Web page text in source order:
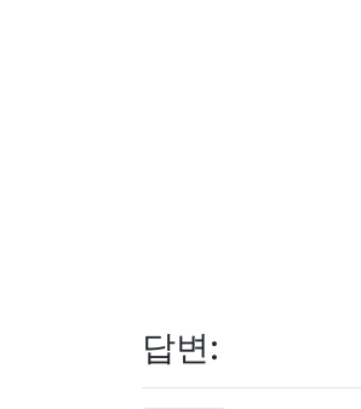
답변: